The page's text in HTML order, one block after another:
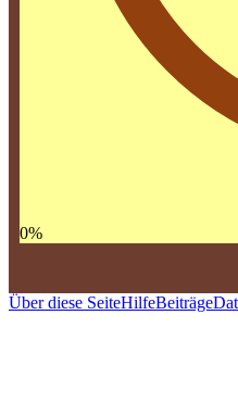
0%
Über diese SeiteHilfeBeiträge